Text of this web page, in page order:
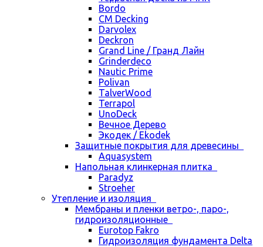
Bordo
CM Decking
Darvolex
Deckron
Grand Line / Гранд Лайн
Grinderdeco
Nautic Prime
Polivan
TalverWood
Terrapol
UnoDeck
Вечное Дерево
Экодек / Ekodek
Защитные покрытия для древесины
Aquasystem
Напольная клинкерная плитка
Paradyz
Stroeher
Утепление и изоляция
Мембраны и пленки ветро-, паро-,
гидроизоляционные
Eurotop Fakro
Гидроизоляция фундамента Delta